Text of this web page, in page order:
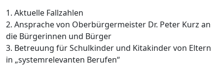
1. Aktuelle Fallzahlen
2. Ansprache von Oberbürgermeister Dr. Peter Kurz an
die Bürgerinnen und Bürger
3. Betreuung für Schulkinder und Kitakinder von Eltern
in „systemrelevanten Berufen“